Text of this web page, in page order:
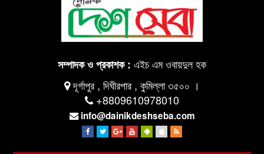
সম্পাদক ও প্রকাশক : এইচ এম ওবায়দুল হক
দূর্গাপুর , দিঘীরপার , কুমিল্লা ৩৫০০ ।
+8809610978010
info@dainikdeshseba.com